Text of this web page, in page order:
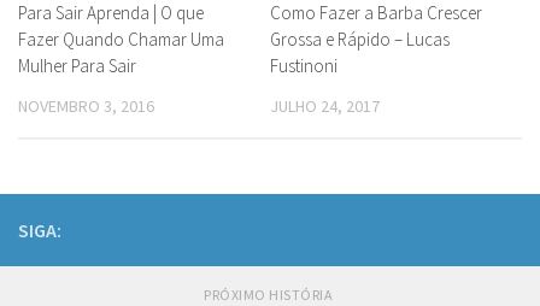
Para Sair Aprenda | O que
Fazer Quando Chamar Uma
Mulher Para Sair
NOVEMBRO 3, 2016
Como Fazer a Barba Crescer
Grossa e Rápido – Lucas
Fustinoni
JULHO 24, 2017
SIGA:
PRÓXIMO HISTÓRIA